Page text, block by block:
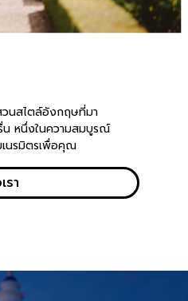
นสไตล์อังกฤษที่มา
น หนึ่งในความสมบูรณ์
นรมิตรเพื่อคุณ
รา